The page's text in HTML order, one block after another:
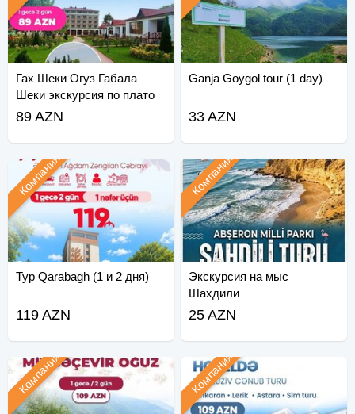
Гах Шеки Огуз Габала
Шеки экскурсия по плато
89 AZN
Ganja Goygol tour (1 day)
33 AZN
Тур Qarabagh (1 и 2 дня)
Компания
119 AZN
Экскурсия на мыс
Шахдили
Компания
25 AZN
Компания Компания